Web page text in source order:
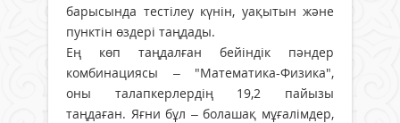
барысында тестілеу күнін, уақытын және
пунктін өздері таңдады.
Ең көп таңдалған бейіндік пәндер
комбинациясы – "Математика-Физика",
оны талапкерлердің 19,2 пайызы
таңдаған. Яғни бұл – болашақ мұғалімдер,